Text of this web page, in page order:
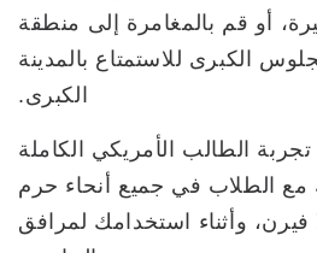
أو قم بالمغامرة إلى منطقة
الكبرى للاستمتاع بالمدينة
الكبرى.
الطالب الأمريكي الكاملة
مع الطلاب في جميع أنحاء حرم
فيرن، وأثناء استخدامك لمرافق